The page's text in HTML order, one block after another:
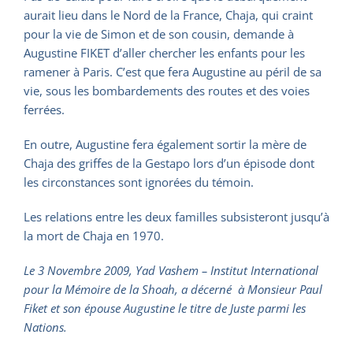
aurait lieu dans le Nord de la France, Chaja, qui craint
pour la vie de Simon et de son cousin, demande à
Augustine FIKET d’aller chercher les enfants pour les
ramener à Paris. C’est que fera Augustine au péril de sa
vie, sous les bombardements des routes et des voies
ferrées.
En outre, Augustine fera également sortir la mère de
Chaja des griffes de la Gestapo lors d’un épisode dont
les circonstances sont ignorées du témoin.
Les relations entre les deux familles subsisteront jusqu’à
la mort de Chaja en 1970.
Le 3 Novembre 2009, Yad Vashem – Institut International
pour la Mémoire de la Shoah, a décerné à Monsieur Paul
Fiket et son épouse Augustine le titre de Juste parmi les
Nations.